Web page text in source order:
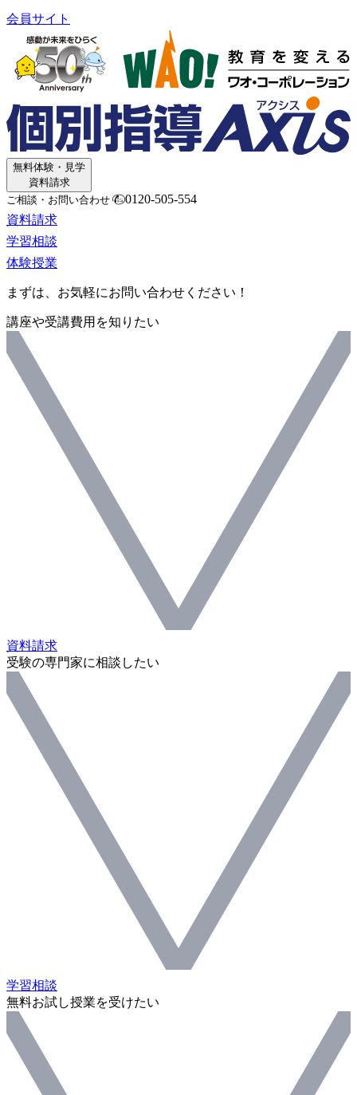
会員サイト
無料体験・見学
資料請求
ご相談・お問い合わせ
0120-505-554
資料請求
学習相談
体験授業
まずは、お気軽にお問い合わせください！
講座や受講費用を知りたい
資料請求
受験の専門家に相談したい
学習相談
無料お試し授業を受けたい